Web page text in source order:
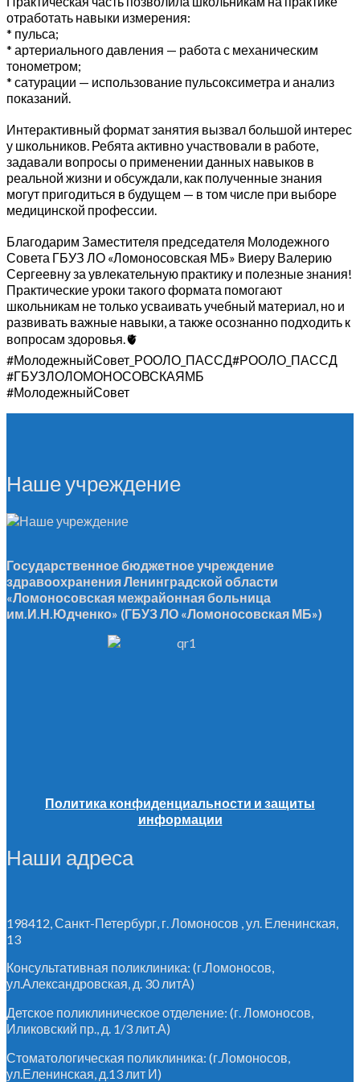
отработать навыки измерения:
* пульса;
* артериального давления — работа с механическим
тонометром;
* сатурации — использование пульсоксиметра и анализ
показаний.
Интерактивный формат занятия вызвал большой интерес
у школьников. Ребята активно участвовали в работе,
задавали вопросы о применении данных навыков в
реальной жизни и обсуждали, как полученные знания
могут пригодиться в будущем — в том числе при выборе
медицинской профессии.
Благодарим Заместителя председателя Молодежного
Совета ГБУЗ ЛО «Ломоносовская МБ» Виеру Валерию
Сергеевну за увлекательную практику и полезные знания!
Практические уроки такого формата помогают
школьникам не только усваивать учебный материал, но и
развивать важные навыки, а также осознанно подходить к
вопросам здоровья.🫀
#МолодежныйСовет_РООЛО_ПАССД#РООЛО_ПАССД
#ГБУЗЛОЛОМОНОСОВСКАЯМБ
#МолодежныйСовет
Наше учреждение
Государственное бюджетное учреждение
здравоохранения Ленинградской области
«Ломоносовская межрайонная больница
им.И.Н.Юдченко» (ГБУЗ ЛО «Ломоносовская МБ»)
Политика конфиденциальности и защиты
информации
Наши адреса
198412, Санкт-Петербург, г. Ломоносов , ул. Еленинская,
13
Консультативная поликлиника: (г.Ломоносов,
ул.Александровская, д. 30 литА)
Детское поликлиническое отделение: (г. Ломоносов,
Иликовский пр., д. 1/3 лит.А)
Стоматологическая поликлиника: (г.Ломоносов,
ул.Еленинская, д.13 лит И)